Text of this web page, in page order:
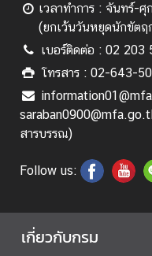
ม
ค
ว
า
ม
โ
ป
ง
เวลาทำการ : จันทร์-
(ยกเว้นวันหยุดนักขัตฤ
เบอร์ติดต่อ : 02 203
โทรสาร : 02-643-
สารบรรณ)
Follow us:
เกี่ยวกับกรม